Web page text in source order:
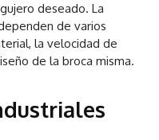
deseado. La
de varios
la velocidad de
de la broca misma.